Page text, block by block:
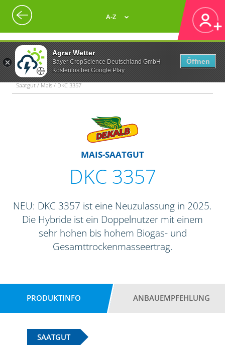
Agrar Wetter
Bayer CropScience Deutschland GmbH
Kostenlos bei Google Play
Öffnen
A-Z
Saatgut / Mais / DKC 3357
MAIS-SAATGUT
DKC 3357
NEU: DKC 3357 ist eine Neuzulassung in 2025.
Die Hybride ist ein Doppelnutzer mit einem
sehr hohen bis hohem Biogas- und
Gesamttrockenmasseertrag.
PRODUKTINFO ANBAUEMPFEHLUNG
SAATGUT